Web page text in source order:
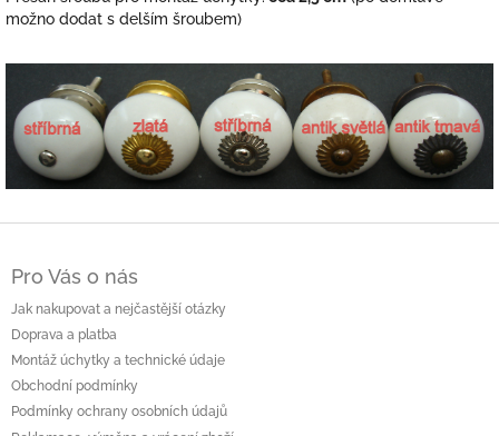
možno dodat s delším šroubem)
Pro Vás o nás
Jak nakupovat a nejčastější otázky
Doprava a platba
Montáž úchytky a technické údaje
Obchodní podmínky
Podmínky ochrany osobních údajů